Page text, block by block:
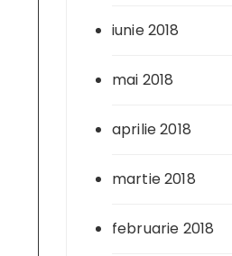
iunie 2018
mai 2018
aprilie 2018
martie 2018
februarie 2018